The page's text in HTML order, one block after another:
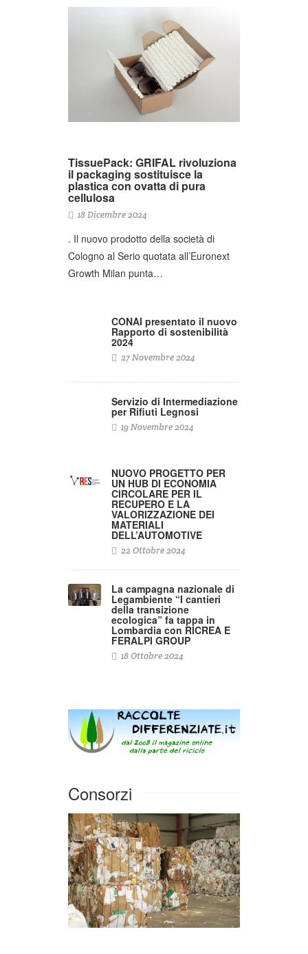
TissuePack: GRIFAL rivoluziona
il packaging sostituisce la
plastica con ovatta di pura
cellulosa
18 Dicembre 2024
. Il nuovo prodotto della società di
Cologno al Serio quotata all’Euronext
Growth Milan punta…
CONAI presentato il nuovo
Rapporto di sostenibilità
2024
27 Novembre 2024
Servizio di Intermediazione
per Rifiuti Legnosi
19 Novembre 2024
NUOVO PROGETTO PER
UN HUB DI ECONOMIA
CIRCOLARE PER IL
RECUPERO E LA
VALORIZZAZIONE DEI
MATERIALI
DELL’AUTOMOTIVE
22 Ottobre 2024
La campagna nazionale di
Legambiente “I cantieri
della transizione
ecologica” fa tappa in
Lombardia con RICREA E
FERALPI GROUP
18 Ottobre 2024
Consorzi